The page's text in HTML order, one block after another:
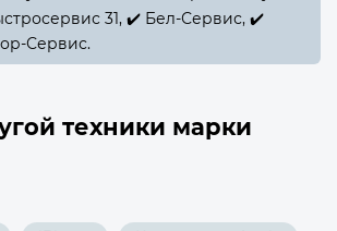
31, ✔️ Бел-Сервис, ✔️
Сервис.
техники марки